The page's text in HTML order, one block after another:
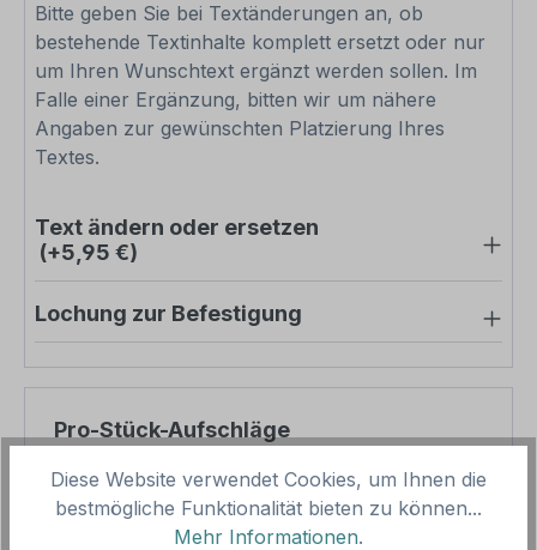
Bitte geben Sie bei Textänderungen an, ob
bestehende Textinhalte komplett ersetzt oder nur
um Ihren Wunschtext ergänzt werden sollen. Im
Falle einer Ergänzung, bitten wir um nähere
Angaben zur gewünschten Platzierung Ihres
Textes.
Text ändern oder ersetzen
(+5,95 €)
Lochung zur Befestigung
Pro-Stück-Aufschläge
Produktpreis
71,28 €
Zwischensumme
Diese Website verwendet Cookies, um Ihnen die
bestmögliche Funktionalität bieten zu können...
Mehr Informationen.